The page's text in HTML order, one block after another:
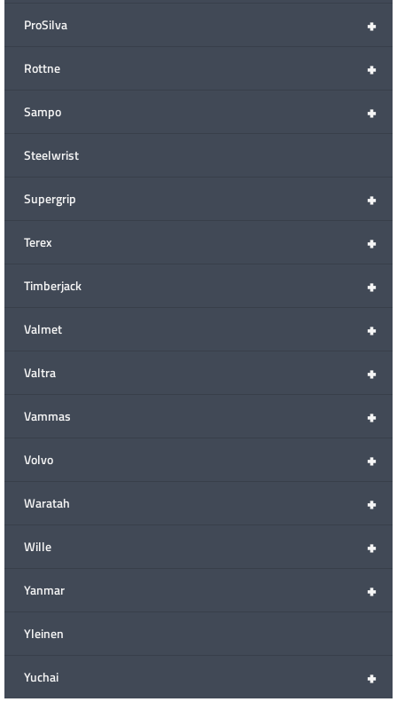
+
ProSilva
+
Rottne
+
Sampo
Steelwrist
+
Supergrip
+
Terex
+
Timberjack
+
Valmet
+
Valtra
+
Vammas
+
Volvo
+
Waratah
+
Wille
+
Yanmar
Yleinen
+
Yuchai